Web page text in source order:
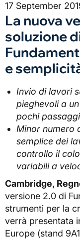
17 September
La nuova
soluzione
e
Invio di lavori
pieghevoli a
pochi passaggi
Minor numero
semplice dei
controllo il
variabili a
Cambridge,
versione 2.0 di
strumenti per la
verrà presentata
Europe (stand